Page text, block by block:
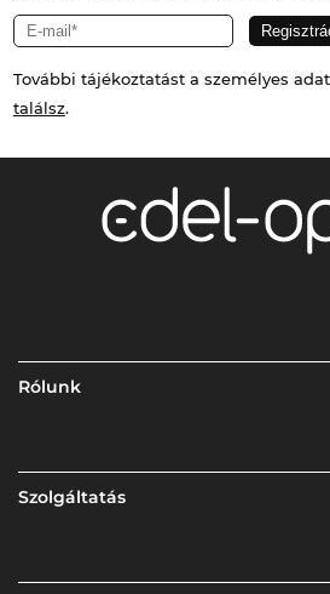
További tájékoztatást a személyes
találsz.
Rólunk
Szolgáltatás